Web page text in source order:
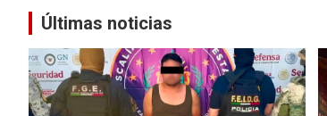
Últimas noticias